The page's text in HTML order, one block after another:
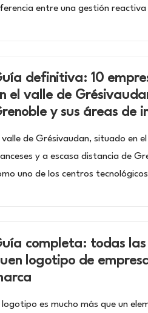
entre una gestión
definitiva: 10
el valle de
y sus áreas de
valle de Grésivaudan, situado en
y a escasa distancia de
uno de los centros
completa: todas
logotipo de
logotipo es mucho más que un